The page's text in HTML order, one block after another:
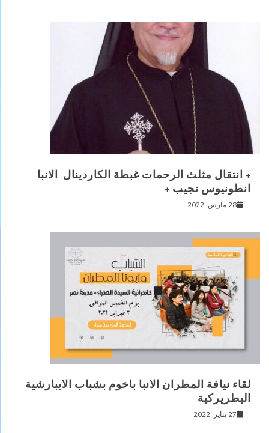
+ انتقال مثلث الرحمات غبطة الكاردينال الانبا
انطونيوس نجيب +
28 مارس, 2022
لقاء نيافة المطران الانبا باخوم بشباب الايبارشية
البطريركية
27 يناير, 2022